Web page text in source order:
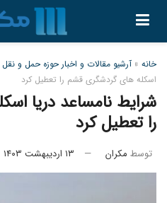
خانه » آرشیو مقالات و اخبار حوزه حمل و
اسکله های گردشگری قشم را تعطیل کرد
شرایط نامساعد دریا
را تعطیل کرد
توسط مکران ۱۳ اردیبهشت ۱۴۰۳